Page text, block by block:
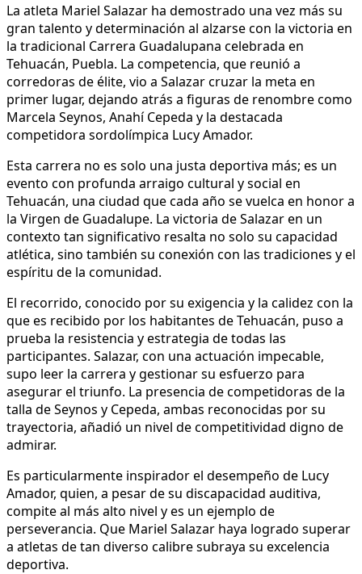
La atleta Mariel Salazar ha demostrado una vez más su
gran talento y determinación al alzarse con la victoria en
la tradicional Carrera Guadalupana celebrada en
Tehuacán, Puebla. La competencia, que reunió a
corredoras de élite, vio a Salazar cruzar la meta en
primer lugar, dejando atrás a figuras de renombre como
Marcela Seynos, Anahí Cepeda y la destacada
competidora sordolímpica Lucy Amador.
Esta carrera no es solo una justa deportiva más; es un
evento con profunda arraigo cultural y social en
Tehuacán, una ciudad que cada año se vuelca en honor a
la Virgen de Guadalupe. La victoria de Salazar en un
contexto tan significativo resalta no solo su capacidad
atlética, sino también su conexión con las tradiciones y el
espíritu de la comunidad.
El recorrido, conocido por su exigencia y la calidez con la
que es recibido por los habitantes de Tehuacán, puso a
prueba la resistencia y estrategia de todas las
participantes. Salazar, con una actuación impecable,
supo leer la carrera y gestionar su esfuerzo para
asegurar el triunfo. La presencia de competidoras de la
talla de Seynos y Cepeda, ambas reconocidas por su
trayectoria, añadió un nivel de competitividad digno de
admirar.
Es particularmente inspirador el desempeño de Lucy
Amador, quien, a pesar de su discapacidad auditiva,
compite al más alto nivel y es un ejemplo de
perseverancia. Que Mariel Salazar haya logrado superar
a atletas de tan diverso calibre subraya su excelencia
deportiva.